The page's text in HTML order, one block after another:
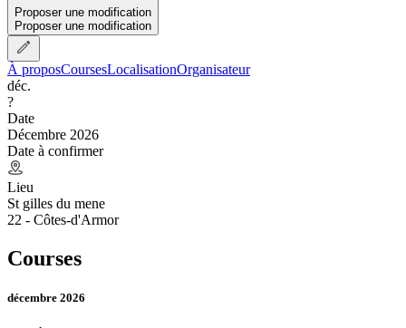
Proposer une modification
Proposer une modification
À proposCoursesLocalisationOrganisateur
déc.
?
Date
Décembre 2026
Date à confirmer
Lieu
St gilles du mene
22 - Côtes-d'Armor
Courses
décembre 2026